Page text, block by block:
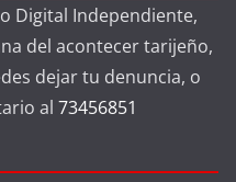
Digital Independiente,
del acontecer tarijeño,
dejar tu denuncia, o
al 73456851